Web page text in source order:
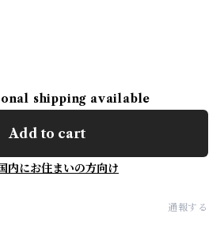
shipping available
Add to cart
内にお住まいの方向け
通報する